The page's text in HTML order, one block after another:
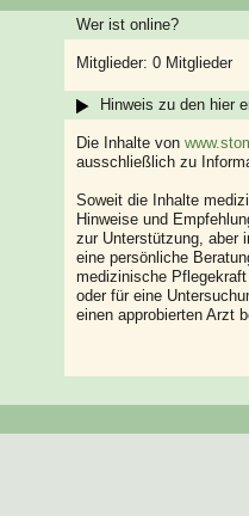
Wer ist online?
Mitglieder: 0 Mitglieder
Hinweis zu den hier
Die Inhalte von
ausschließlich zu
Soweit die Inhalte
Hinweise und
zur Unterstützung, aber
eine persönliche
medizinische
oder für eine
einen approbierten Arzt